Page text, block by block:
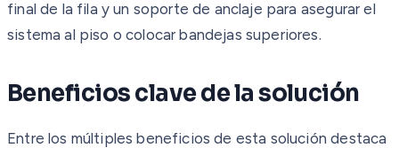
final de la fila y un soporte de anclaje para asegurar el
sistema al piso o colocar bandejas superiores.
Beneficios clave de la solución
Entre los múltiples beneficios de esta solución destaca